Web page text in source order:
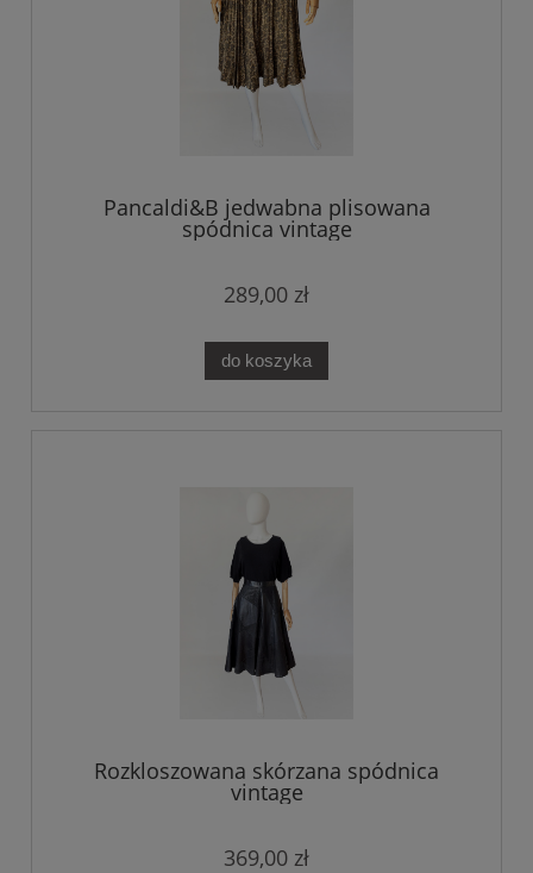
Pancaldi&B jedwabna plisowana
spódnica vintage
289,00 zł
do koszyka
Rozkloszowana skórzana spódnica
vintage
369,00 zł